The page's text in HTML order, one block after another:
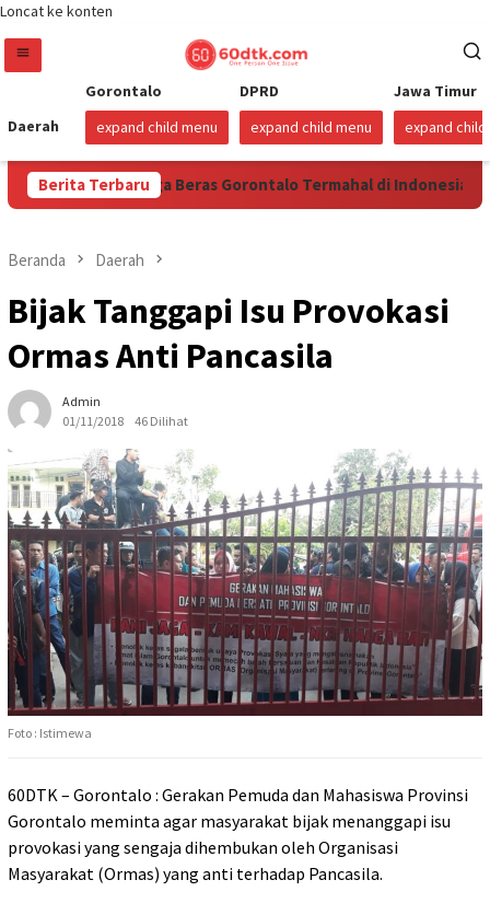
Loncat ke konten
Daerah
Gorontalo
expand child menu
DPRD
expand child menu
Jawa Timur
expand child
Berita Terbaru
Hari Harga Beras Gorontalo Termahal di Indonesia,
Beranda Daerah
Bijak Tanggapi Isu Provokasi
Ormas Anti Pancasila
Admin
01/11/2018
46 Dilihat
Foto : Istimewa
60DTK – Gorontalo : Gerakan Pemuda dan Mahasiswa Provinsi
Gorontalo meminta agar masyarakat bijak menanggapi isu
provokasi yang sengaja dihembukan oleh Organisasi
Masyarakat (Ormas) yang anti terhadap Pancasila.